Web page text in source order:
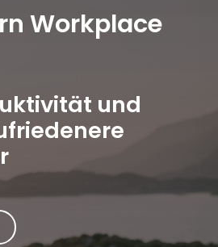
Workplace
und